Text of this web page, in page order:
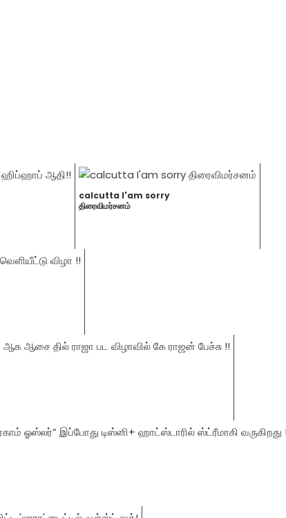
calcutta I'am sorry
திரைவிமர்சனம்